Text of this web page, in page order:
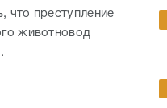
что преступление
животновод